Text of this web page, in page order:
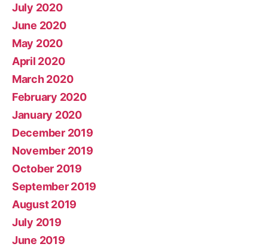
July 2020
June 2020
May 2020
April 2020
March 2020
February 2020
January 2020
December 2019
November 2019
October 2019
September 2019
August 2019
July 2019
June 2019